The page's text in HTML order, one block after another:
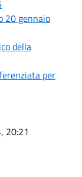
20 gennaio
della
per
20:21